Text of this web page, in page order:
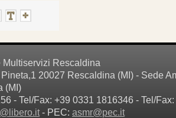
Rescaldina
20027 Rescaldina (MI) - Sede
(MI)
- Tel/Fax: +39 0331 1816346 - Tel/
- PEC: asmr@pec.it